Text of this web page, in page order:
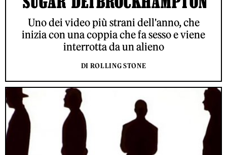
Uno dei video più strani dell'anno, che
inizia con una coppia che fa sesso e viene
interrotta da un alieno
DI ROLLING STONE